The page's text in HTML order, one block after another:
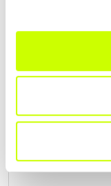
+498388849